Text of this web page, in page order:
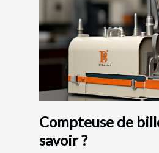
Compteuse de
savoir ?